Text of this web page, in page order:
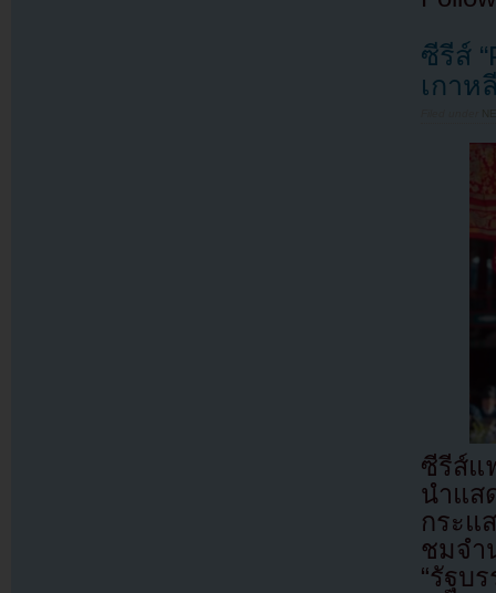
ซีรีส์
เกาห
ซีรีส์แ
นำแ
กระแ
ชมจำ
“รัฐบ